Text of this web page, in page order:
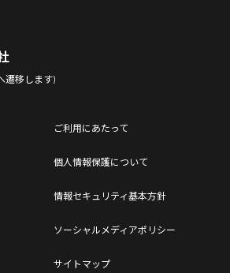
遷移します)
ご利用にあたって
個人情報保護について
情報セキュリティ基本方針
ソーシャルメディアポリシー
サイトマップ